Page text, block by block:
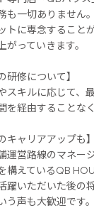
も一切ありません
トに専念すること
がっていきます。
研修について】
スキルに応じて、
を経由することな
ャリアアップも】
運営路線のマネー
構えているQB
躍いただいた後の
う声も大歓迎です。